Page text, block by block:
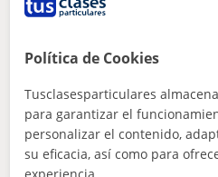
ESO y Bachillerato en
de apoyo personalizadas para
ver más
Política de Cookies
Tusclasesparticulares
para garantizar el
personalizar el contenido,
su eficacia, así como para
experiencia.